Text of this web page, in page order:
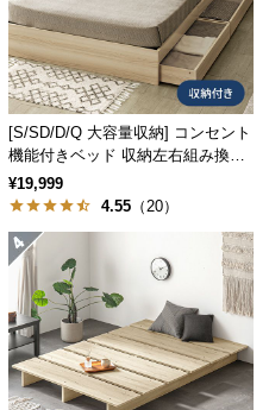
[S/SD/D/Q 大容量収納] コンセント
機能付きベッド 収納左右組み換え
可能
¥19,999
4.55 （20）